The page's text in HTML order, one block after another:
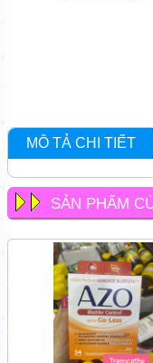
MÔ TẢ CHI TIẾT
SẢN PHẨM